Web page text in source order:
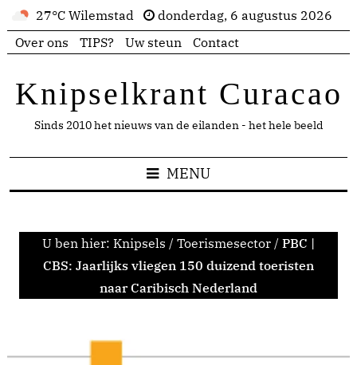
27°C Wilemstad
donderdag, 6 augustus 2026
Over ons
TIPS? Uw steun Contact
Knipselkrant Curacao
Sinds 2010 het nieuws van de eilanden - het hele beeld
MENU
U ben hier: Knipsels / Toerismesector / PBC |
CBS: Jaarlijks vliegen 150 duizend toeristen
naar Caribisch Nederland